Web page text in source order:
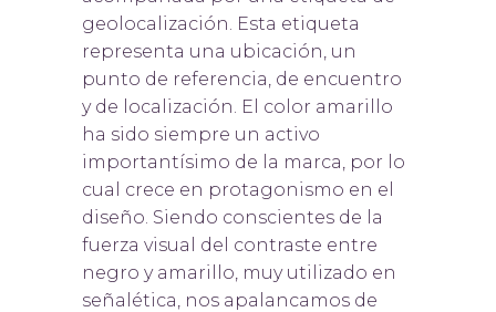
geolocalización. Esta etiqueta
representa una ubicación, un
punto de referencia, de encuentro
y de localización. El color amarillo
ha sido siempre un activo
importantísimo de la marca, por lo
cual crece en protagonismo en el
diseño. Siendo conscientes de la
fuerza visual del contraste entre
negro y amarillo, muy utilizado en
señalética, nos apalancamos de